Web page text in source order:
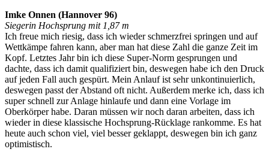
Imke Onnen (Hannover 96)
Siegerin Hochsprung mit 1,87 m
Ich freue mich riesig, dass ich wieder schmerzfrei springen und auf
Wettkämpe fahren kann, aber man hat diese Zahl die ganze Zeit im
Kopf. Letztes Jahr bin ich diese Super-Norm gesprungen und
dachte, dass ich damit qualifiziert bin, deswegen habe ich den Druck
auf jeden Fall auch gespürt. Mein Anlauf ist sehr unkontinuierlich,
deswegen passt der Abstand oft nicht. Außerdem merke ich, dass ich
super schnell zur Anlage hinlaufe und dann eine Vorlage im
Oberkörper habe. Daran müssen wir noch daran arbeiten, dass ich
wieder in diese klassische Hochsprung-Rücklage rankomme. Es hat
heute auch schon viel, viel besser geklappt, deswegen bin ich ganz
optimistisch.